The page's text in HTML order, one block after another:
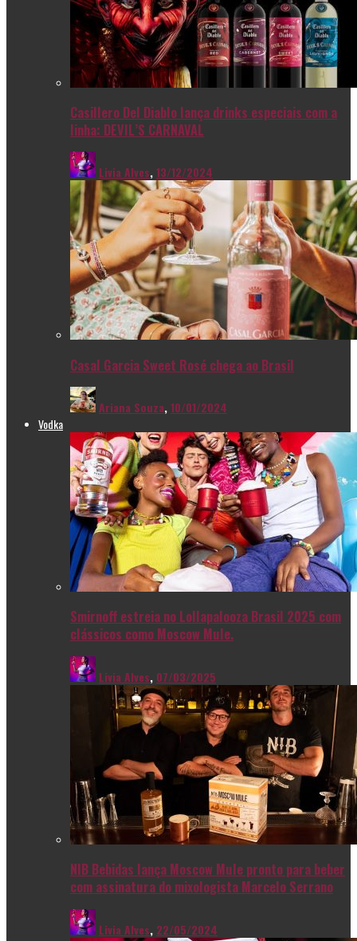
Casillero Del Diablo lança drinks especiais com a
linha: DEVIL’S CARNAVAL
Livia Alves,13/12/2024
Casal Garcia Sweet Rosé chega ao Brasil
Ariana Souza,10/01/2024
Vodka
Smirnoff estreia no Lollapalooza Brasil 2025 com
clássicos como Moscow Mule.
Livia Alves, 07/03/2025
NIB Bebidas lança Moscow Mule pronto para beber
com assinatura do mixologista Marcelo Serrano
Livia Alves, 22/05/2024